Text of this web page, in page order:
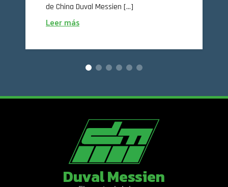
de China Duval Messien [...]
Leer más
Duval Messien